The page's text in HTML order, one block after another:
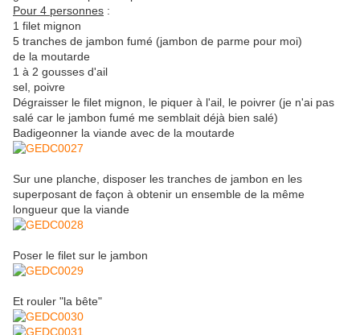
Pour 4 personnes :
1 filet mignon
5 tranches de jambon fumé (jambon de parme pour moi)
de la moutarde
1 à 2 gousses d'ail
sel, poivre
Dégraisser le filet mignon, le piquer à l'ail, le poivrer (je n'ai pas
salé car le jambon fumé me semblait déjà bien salé)
Badigeonner la viande avec de la moutarde
Sur une planche, disposer les tranches de jambon en les
superposant de façon à obtenir un ensemble de la même
longueur que la viande
Poser le filet sur le jambon
Et rouler "la bête"